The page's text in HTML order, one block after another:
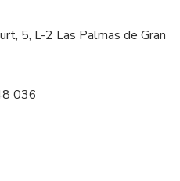
5, L-2 Las Palmas de Gran
036